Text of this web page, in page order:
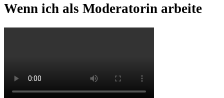
Wenn ich als Moderatorin arbeite